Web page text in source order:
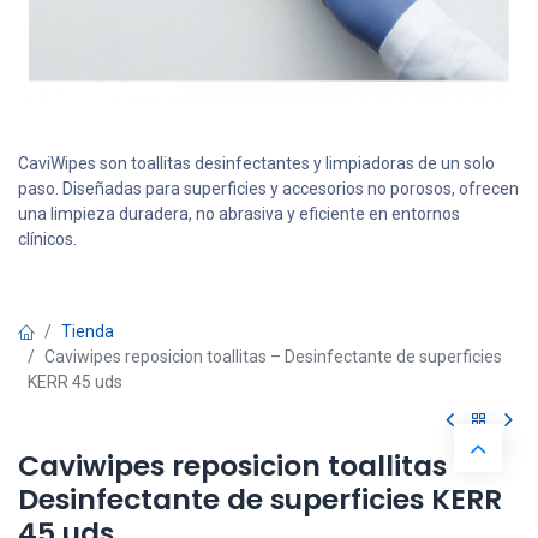
CaviWipes son toallitas desinfectantes y limpiadoras de un solo
paso. Diseñadas para superficies y accesorios no porosos, ofrecen
una limpieza duradera, no abrasiva y eficiente en entornos
clínicos.
Tienda
Caviwipes reposicion toallitas – Desinfectante de superficies
KERR 45 uds
Caviwipes reposicion toallitas –
Desinfectante de superficies KERR